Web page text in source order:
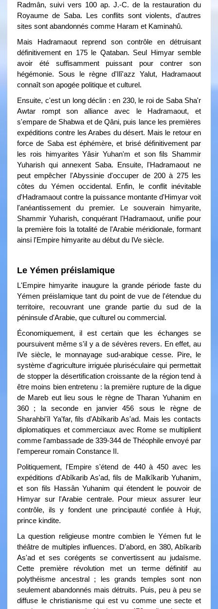
Radmân, suivi vers 100 ap. J.-C. de la restauration du
Royaume de Saba. Les conflits sont violents, d'autres
sites sont abandonnés comme Haram et Kaminahû.
Mais Hadramaout reprend son contrôle en détruisant
définitivement en 175 le Qataban. Seul Himyar semble
avoir été suffisamment puissant pour contrer son
hégémonie. Sous le règne d'Ilî'azz Yalut, Hadramaout
connaît son apogée politique et culturel.
Ensuite, c'est un long déclin : en 230, le roi de Saba Sha'r
Awtar rompt son alliance avec le Hadramaout, et
s'empare de Shabwa et de Qâni, puis lance les premières
expéditions contre les Arabes du désert. Mais le retour en
force de Saba est éphémère, et brisé définitivement par
les rois himyarites Yâsir Yuhan'm et son fils Shammir
Yuharish qui annexent Saba. Ensuite, l'Hadramaout ne
peut empêcher l'Abyssinie d'occuper de 200 à 275 les
côtes du Yémen occidental. Enfin, le conflit inévitable
d'Hadramaout contre la puissance montante d'Himyar voit
l'anéantissement du premier. Le souverain himyarite,
Shammir Yuharish, conquérant l'Hadramaout, unifie pour
la première fois la totalité de l'Arabie méridionale, formant
ainsi l'Empire himyarite au début du IVe siècle.
Le Yémen préislamique
L'Empire himyarite inaugure la grande période faste du
Yémen préislamique tant du point de vue de l'étendue du
territoire, recouvrant une grande partie du sud de la
péninsule d'Arabie, que culturel ou commercial.
Économiquement, il est certain que les échanges se
poursuivent même s'il y a de sévères revers. En effet, au
IVe siècle, le monnayage sud-arabique cesse. Pire, le
système d'agriculture irriguée pluriséculaire qui permettait
de stopper la désertification croissante de la région tend à
être moins bien entretenu : la première rupture de la digue
de Mareb eut lieu sous le règne de Tharan Yuhanim en
360 ; la seconde en janvier 456 sous le règne de
Sharahbi'îl Ya'far, fils d'Abîkarib As'ad. Mais les contacts
diplomatiques et commerciaux avec Rome se multiplient
comme l'ambassade de 339-344 de Théophile envoyé par
l'empereur romain Constance II.
Politiquement, l'Empire s'étend de 440 à 450 avec les
expéditions d'Abîkarib As'ad, fils de Malkîkarib Yuhanim,
et son fils Hassân Yuhanim qui étendent le pouvoir de
Himyar sur l'Arabie centrale. Pour mieux assurer leur
contrôle, ils y fondent une principauté confiée à Hujr,
prince kindite.
La question religieuse montre combien le Yémen fut le
théâtre de multiples influences. D'abord, en 380, Abîkarib
As'ad et ses corégents se convertissent au judaïsme.
Cette première révolution met un terme définitif au
polythéisme ancestral ; les grands temples sont non
seulement abandonnés mais détruits. Puis, peu à peu se
diffuse le christianisme qui est vu comme une secte et